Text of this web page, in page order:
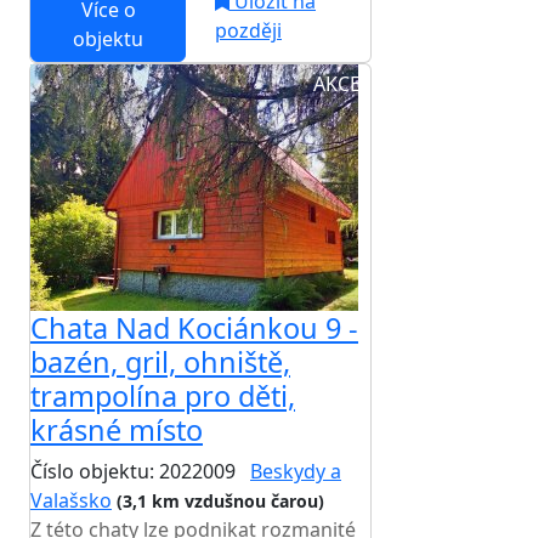
Více o
objektu
později
AKCE
Chata Nad Kociánkou 9 -
bazén, gril, ohniště,
trampolína pro děti,
krásné místo
Číslo objektu: 2022009 Beskydy a
Valašsko (3,1 km vzdušnou čarou)
Z této chaty lze podnikat rozmanité